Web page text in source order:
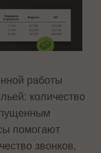
работы
количество
помогают
звонков,